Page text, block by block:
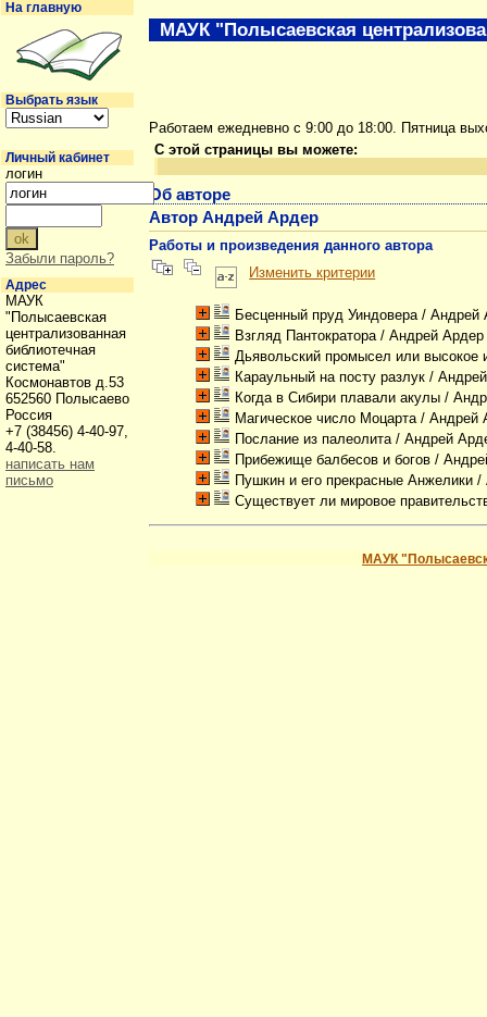
Работаем ежедневно с 9:00 до 18:00. Пятница
С этой страницы вы можете:
Об авторе
Автор Андрей Ардер
Работы и произведения данного автора
Изменить критерии
Бесценный пруд Уиндовера/ Андрей
Взгляд Пантократора/ Андрей
Дьявольский промысел или высокое
Караульный на посту разлук /
Когда в Сибири плавали акулы /
Магическое число Моцарта/ Андрей
Послание из палеолита/ Андрей
Прибежище балбесов и богов /
Пушкин и его прекрасные Анжелики /
Существует ли мировое
МАУК
МАУК "Полысаевская
На главную
Выбрать язык
Личный кабинет
логин
Забыли пароль?
Адрес
МАУК
"Полысаевская
централизованная
библиотечная
система"
Космонавтов д.53
652560 Полысаево
Россия
+7 (38456) 4-40-97,
4-40-58.
написать нам
письмо